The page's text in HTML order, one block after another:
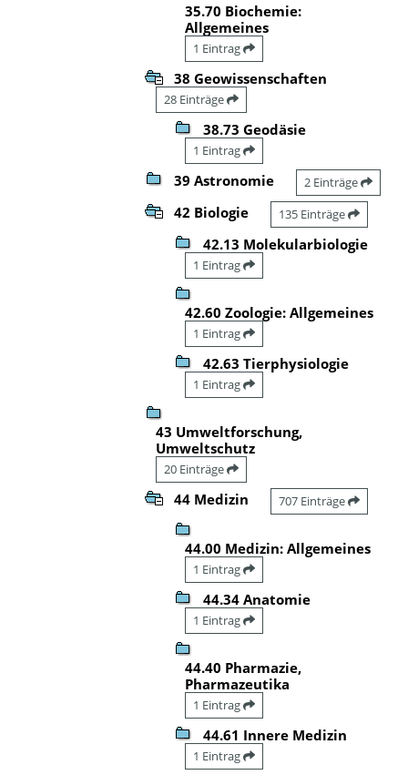
35.70 Biochemie:
Allgemeines
1 Eintrag
38 Geowissenschaften
28 Einträge
38.73 Geodäsie
1 Eintrag
39 Astronomie 2 Einträge
42 Biologie 135 Einträge
42.13 Molekularbiologie
1 Eintrag
42.60 Zoologie: Allgemeines
1 Eintrag
42.63 Tierphysiologie
1 Eintrag
43 Umweltforschung,
Umweltschutz
20 Einträge
44 Medizin 707 Einträge
44.00 Medizin: Allgemeines
1 Eintrag
44.34 Anatomie
1 Eintrag
44.40 Pharmazie,
Pharmazeutika
1 Eintrag
44.61 Innere Medizin
1 Eintrag